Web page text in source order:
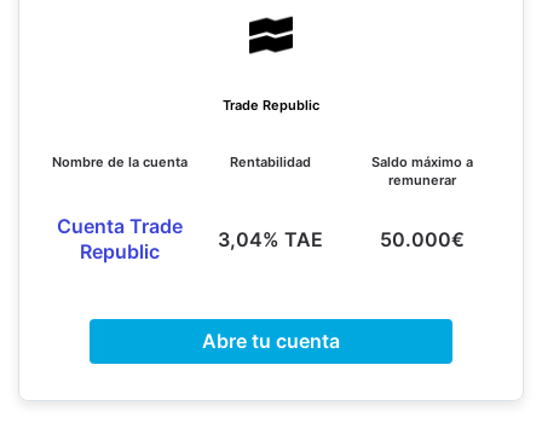
Trade Republic
Nombre de la cuenta
Cuenta Trade
Republic
Rentabilidad
3,04% TAE
Saldo máximo a
remunerar
50.000€
Abre tu cuenta